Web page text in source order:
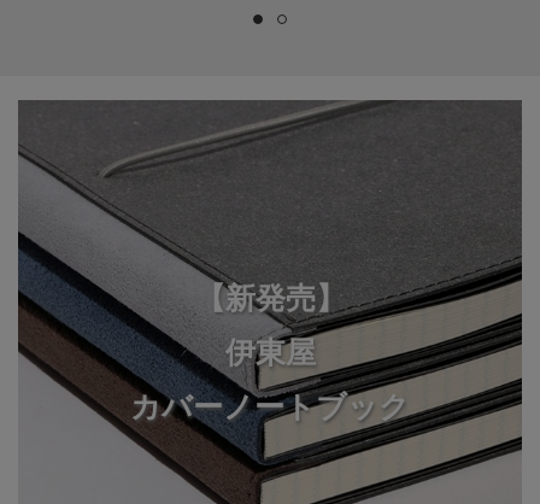
【新発売】
伊東屋
カバーノートブック